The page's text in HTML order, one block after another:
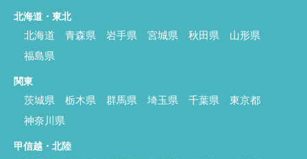
北海道・東北
北海道 青森県 岩手県 宮城県 秋田県
山形県
福島県
関東
茨城県 栃木県 群馬県 埼玉県 千葉県
東京都
神奈川県
甲信越・北陸